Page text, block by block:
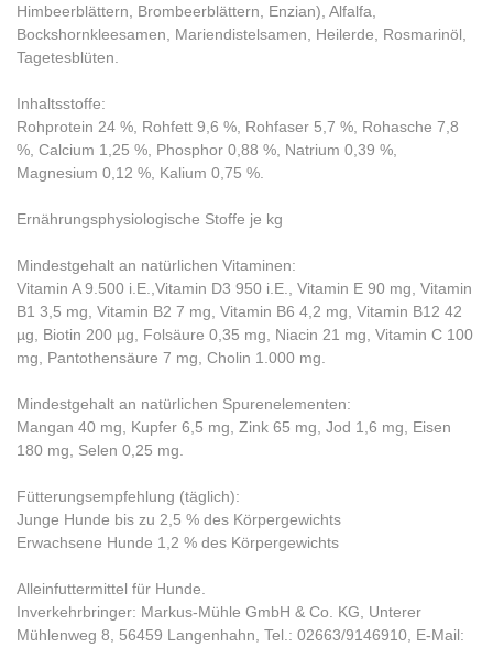
Himbeerblättern, Brombeerblättern, Enzian), Alfalfa,
Bockshornkleesamen, Mariendistelsamen, Heilerde, Rosmarinöl,
Tagetesblüten.
Inhaltsstoffe:
Rohprotein 24 %, Rohfett 9,6 %, Rohfaser 5,7 %, Rohasche 7,8
%, Calcium 1,25 %, Phosphor 0,88 %, Natrium 0,39 %,
Magnesium 0,12 %, Kalium 0,75 %.
Ernährungsphysiologische Stoffe je kg
Mindestgehalt an natürlichen Vitaminen:
Vitamin A 9.500 i.E.,Vitamin D3 950 i.E., Vitamin E 90 mg, Vitamin
B1 3,5 mg, Vitamin B2 7 mg, Vitamin B6 4,2 mg, Vitamin B12 42
µg, Biotin 200 µg, Folsäure 0,35 mg, Niacin 21 mg, Vitamin C 100
mg, Pantothensäure 7 mg, Cholin 1.000 mg.
Mindestgehalt an natürlichen Spurenelementen:
Mangan 40 mg, Kupfer 6,5 mg, Zink 65 mg, Jod 1,6 mg, Eisen
180 mg, Selen 0,25 mg.
Fütterungsempfehlung (täglich):
Junge Hunde bis zu 2,5 % des Körpergewichts
Erwachsene Hunde 1,2 % des Körpergewichts
Alleinfuttermittel für Hunde.
Inverkehrbringer: Markus-Mühle GmbH & Co. KG, Unterer
Mühlenweg 8, 56459 Langenhahn, Tel.: 02663/9146910, E-Mail: